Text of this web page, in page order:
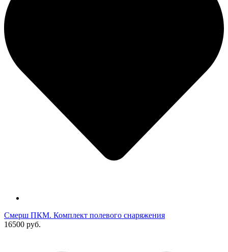
Смерш ПКМ. Комплект полевого снаряжения
16500 руб.